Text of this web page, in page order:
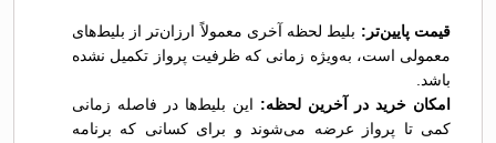
قیمت پایین‌تر: بلیط لحظه آخری معمولاً ارزان‌تر از بلیط‌های
معمولی است، به‌ویژه زمانی که ظرفیت پرواز تکمیل نشده
باشد.
امکان خرید در آخرین لحظه: این بلیط‌ها در فاصله زمانی
کمی تا پرواز عرضه می‌شوند و برای کسانی که برنامه